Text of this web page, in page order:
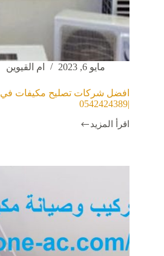
مايو 6, 2023 ام القيوين
افضل شركات تصليح مكيفات في
|0542424389
اقرأ المزيد
افضل
|0542424389